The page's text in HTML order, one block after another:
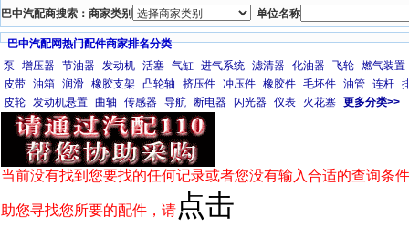
巴中汽配商搜索：商家类别 单位名称
巴中汽配网热门配件商家排名分类
泵
增压器 节油器 发动机 活塞 气缸 进气系统 滤清器 化油器 飞轮 燃气装置
皮带 油箱 润滑 橡胶支架 凸轮轴 挤压件 冲压件 橡胶件 毛坯件 油管 连杆
皮轮 发动机悬置 曲轴 传感器 导航 断电器 闪光器 仪表 火花塞 更多分类>>
当前没有找到您要找的任何记录或者您没有输入合适的查询条
助您寻找您所要的配件，请 点击